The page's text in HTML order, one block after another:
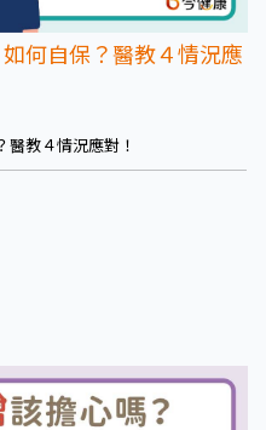
何自保？醫教４情況應
教４情況應對！